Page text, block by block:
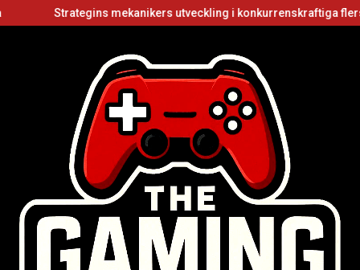
Strategins mekanikers utveckling i konkurrenskraftiga